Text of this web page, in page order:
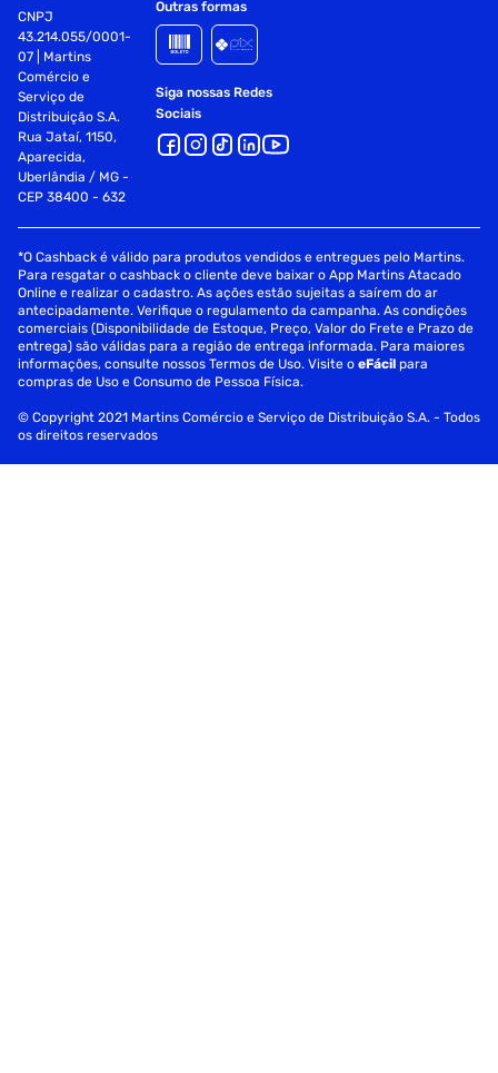
CNPJ
43.214.055/0001-
07 | Martins
Comércio e
Serviço de
Distribuição S.A.
Rua Jataí, 1150,
Aparecida,
Uberlândia / MG -
CEP 38400 - 632
Outras formas
Siga nossas Redes
Sociais
*O Cashback é válido para produtos vendidos e entregues pelo Martins.
Para resgatar o cashback o cliente deve baixar o App Martins Atacado
Online e realizar o cadastro. As ações estão sujeitas a saírem do ar
antecipadamente. Verifique o regulamento da campanha. As condições
comerciais (Disponibilidade de Estoque, Preço, Valor do Frete e Prazo de
entrega) são válidas para a região de entrega informada. Para maiores
informações, consulte nossos Termos de Uso. Visite oeFácil para
compras de Uso e Consumo de Pessoa Física.
© Copyright 2021 Martins Comércio e Serviço de Distribuição S.A. - Todos
os direitos reservados